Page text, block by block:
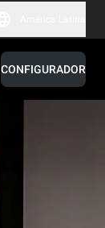
CONFIGURADOR